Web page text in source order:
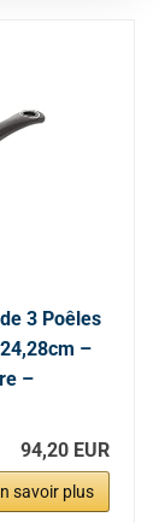
3 Poêles
–
–
94,20 EUR
savoir plus